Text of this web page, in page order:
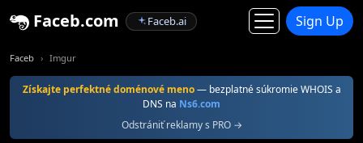
Faceb.com Faceb.ai Sign Up
Faceb Imgur
Získajte perfektné doménové meno— bezplatné súkromie WHOIS a
DNS na Ns6.com
Odstrániť reklamy s PRO →